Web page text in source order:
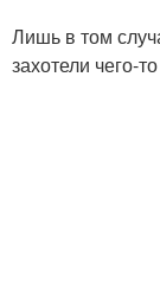
Лишь в том
захотели чего-